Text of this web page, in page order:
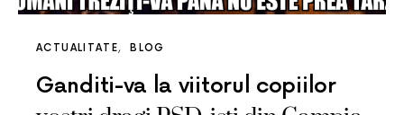
ACTUALITATE BLOG
Ganditi-va la viitorul copiilor